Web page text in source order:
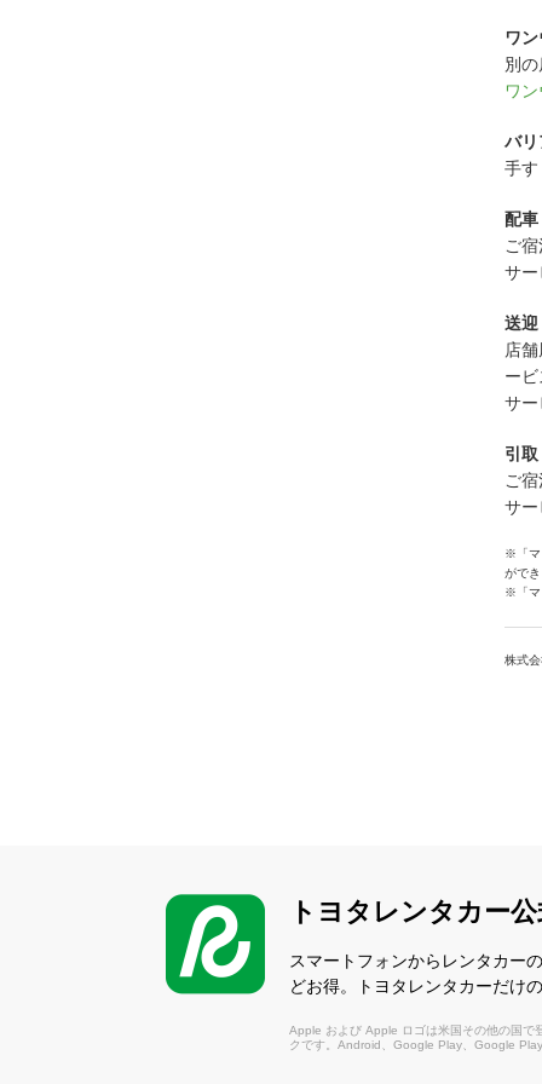
ワ
別
ワ
バリ
手す
配車
ご
サー
送迎
店
ー
サー
引取
ご
サー
※「マ
がで
※「マ
株式
トヨタレンタカー
スマートフォンからレンタカー
どお得。トヨタレンタカーだけ
Apple および Apple ロゴは米国その他の国
クです。Android、Google Play、Google